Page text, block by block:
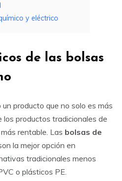
y eléctrico
de las bolsas
producto que no solo es más
los productos tradicionales de
rentable. Las bolsas de
la mejor opción en
tradicionales menos
o plásticos PE.